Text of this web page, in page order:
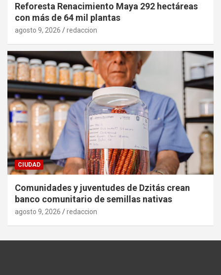
Reforesta Renacimiento Maya 292 hectáreas
con más de 64 mil plantas
agosto 9, 2026 redaccion
CIUDAD
Comunidades y juventudes de Dzitás crean
banco comunitario de semillas nativas
agosto 9, 2026 redaccion